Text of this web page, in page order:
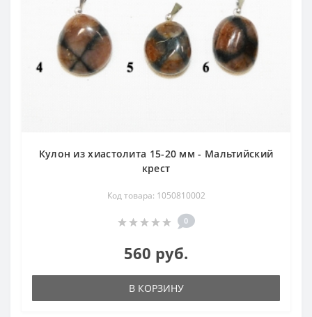
Кулон из хиастолита 15-20 мм - Мальтийский
крест
Код товара: 1050810002
0
560 руб.
В КОРЗИНУ